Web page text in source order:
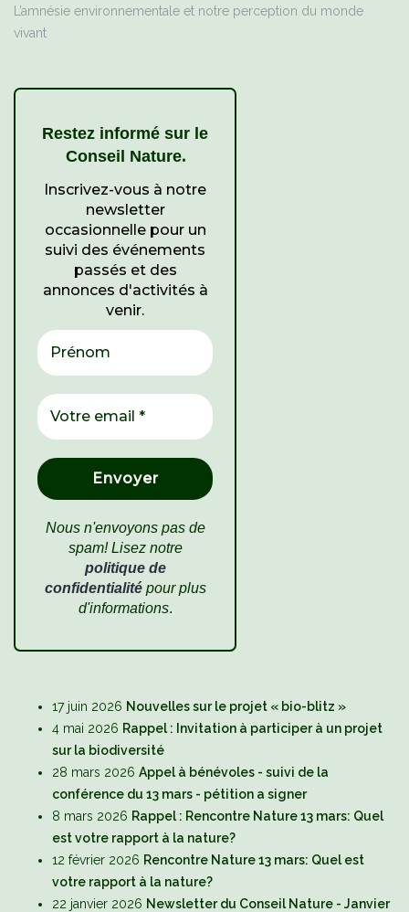
L’amnésie environnementale et notre perception du monde
vivant
Restez informé sur le
Conseil Nature.
Inscrivez-vous à notre
newsletter
occasionnelle pour un
suivi des événements
passés et des
annonces d'activités à
venir.
Nous n'envoyons pas de
spam! Lisez notre
politique de
confidentialitépour plus
d'informations.
17 juin 2026 Nouvelles sur le projet « bio-blitz »
4 mai 2026 Rappel : Invitation à participer à un projet
sur la biodiversité
28 mars 2026 Appel à bénévoles - suivi de la
conférence du 13 mars - pétition a signer
8 mars 2026 Rappel : Rencontre Nature 13 mars: Quel
est votre rapport à la nature?
12 février 2026 Rencontre Nature 13 mars: Quel est
votre rapport à la nature?
22 janvier 2026 Newsletter du Conseil Nature - Janvier